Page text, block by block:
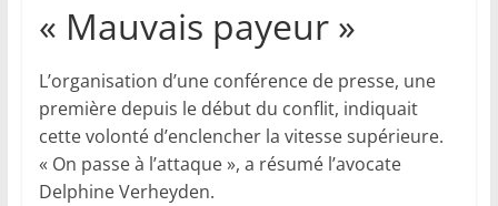
« Mauvais payeur »
L’organisation d’une conférence de presse, une
première depuis le début du conflit, indiquait
cette volonté d’enclencher la vitesse supérieure.
« On passe à l’attaque », a résumé l’avocate
Delphine Verheyden.